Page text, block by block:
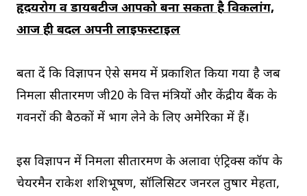
हृदयरोग व डायबटीज आपको बना सकता है विकलांग,
आज ही बदलें अपनी लाइफस्टाइल
बता दें कि विज्ञापन ऐसे समय में प्रकाशित किया गया है जब
निर्मला सीतारमण जी20 के वित्त मंत्रियों और केंद्रीय बैंक के
गवर्नरों की बैठकों में भाग लेने के लिए अमेरिका में हैं।
इस विज्ञापन में निर्मला सीतारमण के अलावा एंट्रिक्स कॉर्प के
चेयरमैन राकेश शशिभूषण, सॉलिसिटर जनरल तुषार मेहता,